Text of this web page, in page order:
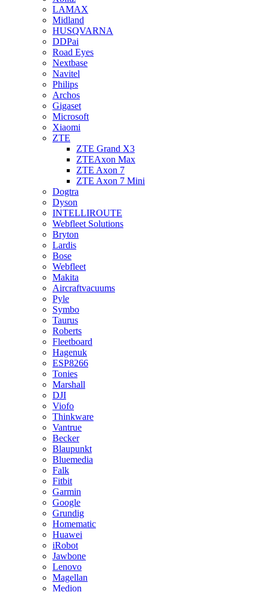
LAMAX
Midland
HUSQVARNA
DDPai
Road Eyes
Nextbase
Navitel
Philips
Archos
Gigaset
Microsoft
Xiaomi
ZTE
ZTE Grand X3
ZTEAxon Max
ZTE Axon 7
ZTE Axon 7 Mini
Dogtra
Dyson
INTELLIROUTE
Webfleet Solutions
Bryton
Lardis
Bose
Webfleet
Makita
Aircraftvacuums
Pyle
Symbo
Taurus
Roberts
Fleetboard
Hagenuk
ESP8266
Tonies
Marshall
DJI
Viofo
Thinkware
Vantrue
Becker
Blaupunkt
Bluemedia
Falk
Fitbit
Garmin
Google
Grundig
Homematic
Huawei
iRobot
Jawbone
Lenovo
Magellan
Medion